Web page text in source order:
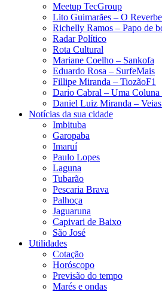
Meetup TecGroup
Lito Guimarães – O
Richelly Ramos​ – Papo de
Radar Político
Rota Cultural
Mariane Coelho – Sankofa
Eduardo Rosa​ – SurfeMais
Fillipe Miranda – TiozãoF1
Dario Cabral – Uma Coluna
Daniel Luiz Miranda –
Notícias da sua cidade
Imbituba
Garopaba
Imaruí
Paulo Lopes
Laguna
Tubarão
Pescaria Brava
Palhoça
Jaguaruna
Capivari de Baixo
São José
Utilidades
Cotação
Horóscopo
Previsão do tempo
Marés e ondas